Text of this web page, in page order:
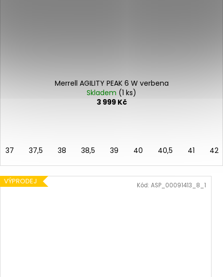
Merrell AGILITY PEAK 6 W verbena
Skladem (1 ks)
3 999 Kč
37 37,5 38 38,5 39 40 40,5 41 42
VÝPRODEJ Kód: ASP_00091413_8_1